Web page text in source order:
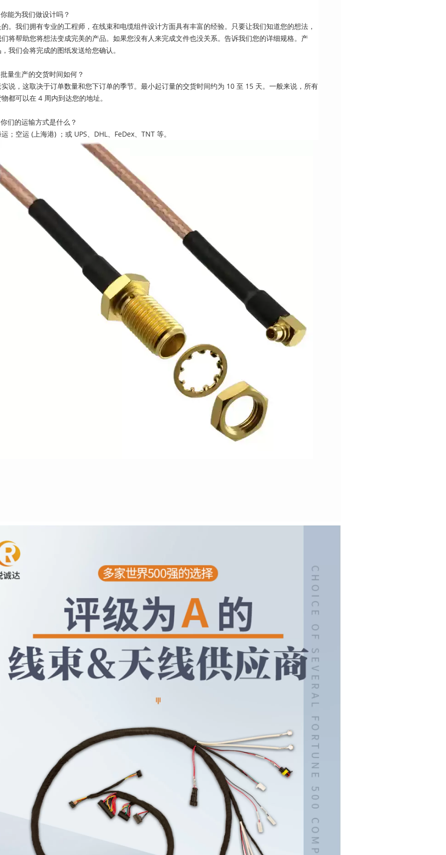
能为我们做设计吗？
。我们拥有专业的工程师，在线束和电缆组件设计方面具有丰富的经验。只要让我们知道您的想法，
们将帮助您将想法变成完美的产品。如果您没有人来完成文件也没关系。告诉我们您的详细规格。产
我们会将完成的图纸发送给您确认。
量生产的交货时间如何？
实说，这取决于订单数量和您下订单的季节。最小起订量的交货时间约为 10 至 15 天。一般来说，所有
都可以在 4 周内到达您的地址。
们的运输方式是什么？
；空运 (上海港) ；或 UPS、DHL、FeDex、TNT 等。